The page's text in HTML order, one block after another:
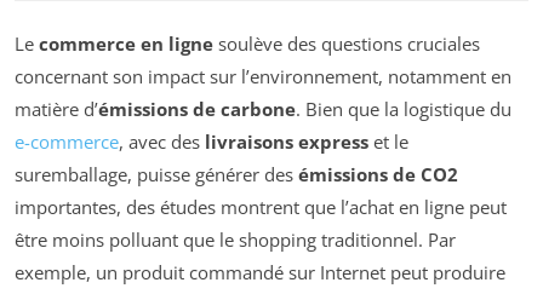
Le commerce en ligne soulève des questions cruciales
concernant son impact sur l’environnement, notamment en
matière d’émissions de carbone. Bien que la logistique du
e-commerce, avec des livraisons express et le
suremballage, puisse générer des émissions de CO2
importantes, des études montrent que l’achat en ligne peut
être moins polluant que le shopping traditionnel. Par
exemple, un produit commandé sur Internet peut produire